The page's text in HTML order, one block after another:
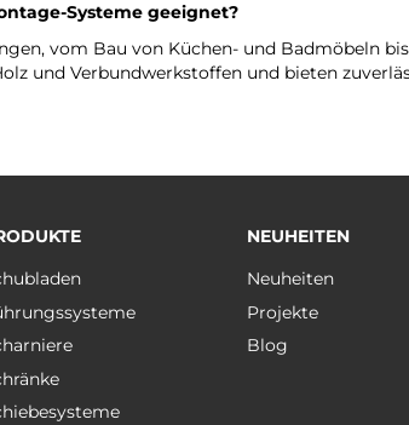
Systeme geeignet?
vom Bau von Küchen- und Badmöbeln
und Verbundwerkstoffen und bieten
NEUHEITEN
Neuheiten
Projekte
Blog